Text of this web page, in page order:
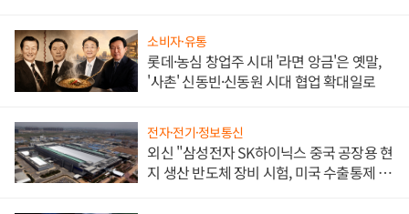
소비자·유통
롯데·농심 창업주 시대 '라면 앙금'은 옛말,
'사촌' 신동빈·신동원 시대 협업 확대일로
전자·전기·정보통신
외신 "삼성전자 SK하이닉스 중국 공장용 현
지 생산 반도체 장비 시험, 미국 수출통제 대